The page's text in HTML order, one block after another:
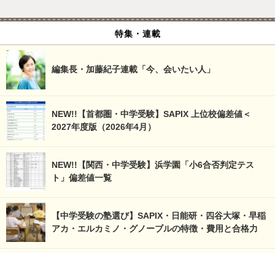
特集・連載
編集長・加藤紀子連載「今、会いたい人」
NEW!!【首都圏・中学受験】SAPIX 上位校偏差値＜
2027年度版（2026年4月）
NEW!!【関西・中学受験】浜学園「小6合否判定テス
ト」偏差値一覧
【中学受験の塾選び】SAPIX・日能研・四谷大塚・早稲
アカ・エルカミノ・グノーブルの特徴・費用と合格力